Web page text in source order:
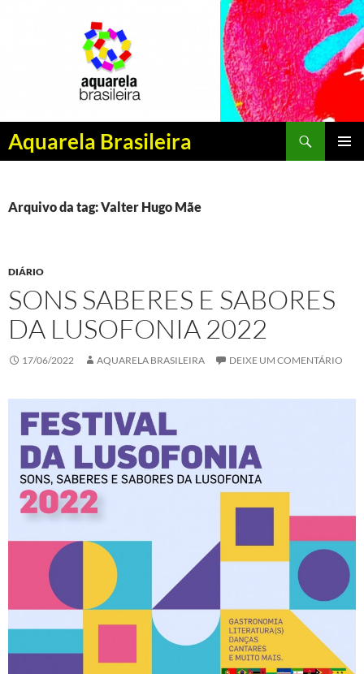
Aquarela Brasileira
Pesquisar
PULAR
CONTEÚDO
Arquivo da tag: Valter Hugo Mãe
DIÁRIO
SONS SABERES E SABORES
DA LUSOFONIA 2022
17/06/2022 AQUARELA BRASILEIRA DEIXE UM COMENTÁRIO